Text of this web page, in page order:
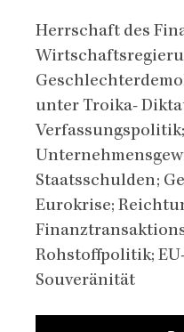
Body
Herrschaft des
unter Troika-
Verfassungspolitik;
Staatsschulden;
Eurokrise;
Rohstoffpolitik;
Souveränität